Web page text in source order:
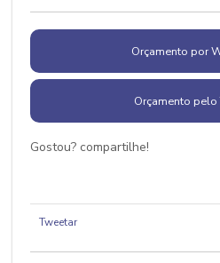
Orçamento por
Orçamento pelo
Gostou? compartilhe!
Tweetar